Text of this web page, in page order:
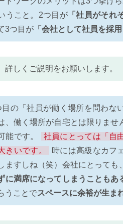
うこと。2つ目が 「社員がそれ
3つ目が「会社として社員を採用
詳しくご説明をお願いします。
目の「社員が働く場所を問わな
、働く場所が自宅とは限りま
能です。
社員にとっては「自
きいです。
時には高級なカフ
ますしね（笑）会社にとっても
に満席になってしまうこともあ
うことでスペースに余裕が生ま